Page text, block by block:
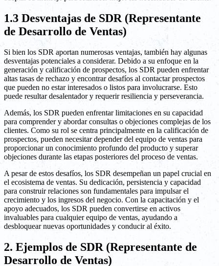
1.3 Desventajas de SDR (Representante
de Desarrollo de Ventas)
Si bien los SDR aportan numerosas ventajas, también hay algunas
desventajas potenciales a considerar. Debido a su enfoque en la
generación y calificación de prospectos, los SDR pueden enfrentar
altas tasas de rechazo y encontrar desafíos al contactar prospectos
que pueden no estar interesados o listos para involucrarse. Esto
puede resultar desalentador y requerir resiliencia y perseverancia.
Además, los SDR pueden enfrentar limitaciones en su capacidad
para comprender y abordar consultas o objeciones complejas de los
clientes. Como su rol se centra principalmente en la calificación de
prospectos, pueden necesitar depender del equipo de ventas para
proporcionar un conocimiento profundo del producto y superar
objeciones durante las etapas posteriores del proceso de ventas.
A pesar de estos desafíos, los SDR desempeñan un papel crucial en
el ecosistema de ventas. Su dedicación, persistencia y capacidad
para construir relaciones son fundamentales para impulsar el
crecimiento y los ingresos del negocio. Con la capacitación y el
apoyo adecuados, los SDR pueden convertirse en activos
invaluables para cualquier equipo de ventas, ayudando a
desbloquear nuevas oportunidades y conducir al éxito.
2. Ejemplos de SDR (Representante de
Desarrollo de Ventas)